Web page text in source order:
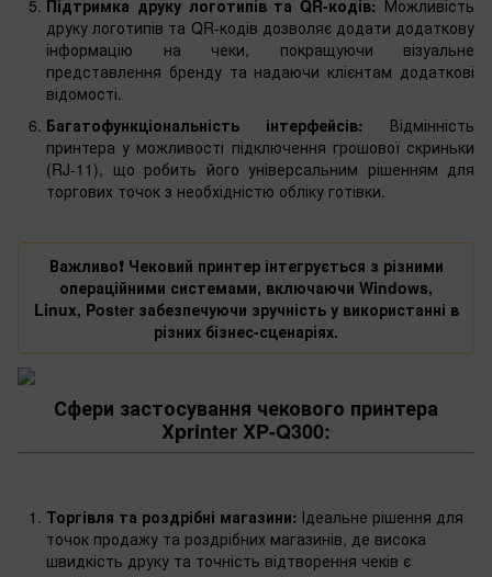
Підтримка друку логотипів та QR-кодів: Можливість
друку логотипів та QR-кодів дозволяє додати додаткову
інформацію на чеки, покращуючи візуальне
представлення бренду та надаючи клієнтам додаткові
відомості.
Багатофункціональність інтерфейсів: Відмінність
принтера у можливості підключення грошової скриньки
(RJ-11), що робить його універсальним рішенням для
торгових точок з необхідністю обліку готівки.
Важливо❗️ Чековий принтер інтегрується з різними
операційними системами, включаючи Windows,
Linux, Poster забезпечуючи зручність у використанні в
різних бізнес-сценаріях.
Сфери застосування чекового принтера
Xprinter XP-Q300:
Торгівля та роздрібні магазини: Ідеальне рішення для
точок продажу та роздрібних магазинів, де висока
швидкість друку та точність відтворення чеків є